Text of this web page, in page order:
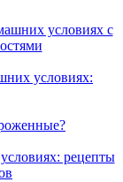
условиях с
условиях:
рецепты